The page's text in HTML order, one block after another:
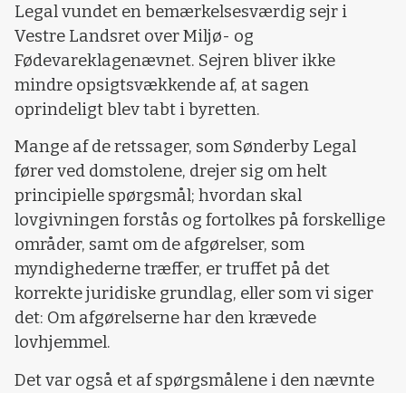
Legal vundet en bemærkelsesværdig sejr i
Vestre Landsret over Miljø- og
Fødevareklagenævnet. Sejren bliver ikke
mindre opsigtsvækkende af, at sagen
oprindeligt blev tabt i byretten.
Mange af de retssager, som Sønderby Legal
fører ved domstolene, drejer sig om helt
principielle spørgsmål; hvordan skal
lovgivningen forstås og fortolkes på forskellige
områder, samt om de afgørelser, som
myndighederne træffer, er truffet på det
korrekte juridiske grundlag, eller som vi siger
det: Om afgørelserne har den krævede
lovhjemmel.
Det var også et af spørgsmålene i den nævnte